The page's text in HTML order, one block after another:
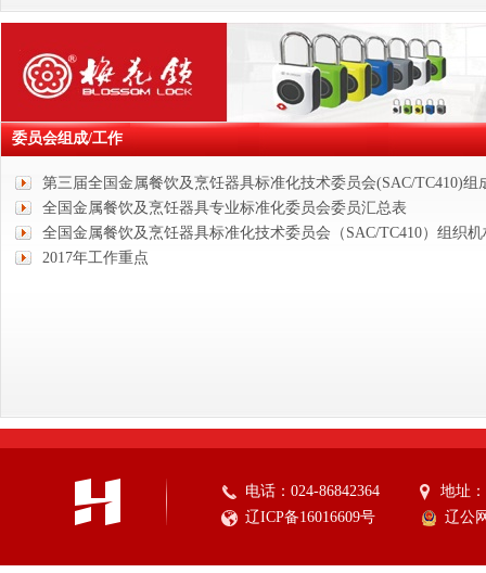
委员会组成/工作
第三届全国金属餐饮及烹饪器具标准化技术委员会(SAC/TC410)组
全国金属餐饮及烹饪器具专业标准化委员会委员汇总表
全国金属餐饮及烹饪器具标准化技术委员会（SAC/TC410）组织机
2017年工作重点
电话：024-86842364
地址
辽ICP备16016609号
辽公